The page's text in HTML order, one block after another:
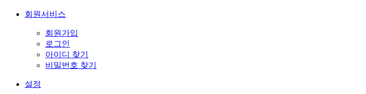
회원서비스
회원가입
로그인
아이디 찾기
비밀번호 찾기
설정